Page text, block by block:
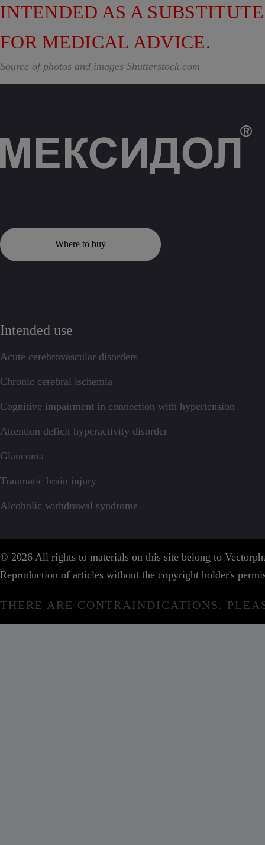
INTENDED AS A SUBSTITUTE
FOR MEDICAL ADVICE.
Source of photos and images Shutterstock.com
Where to buy
Intended use
Acute cerebrovascular disorders
Chronic cerebral ischemia
Cognitive impairment in connection with hypertension
Attention deficit hyperactivity disorder
Glaucoma
Traumatic brain injury
Alcoholic withdrawal syndrome
© 2026 All rights to materials on this site belong to
Reproduction of articles without the copyright holder's
THERE ARE CONTRAINDICATIONS.